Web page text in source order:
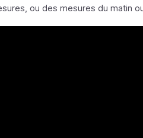
ou des mesures du matin